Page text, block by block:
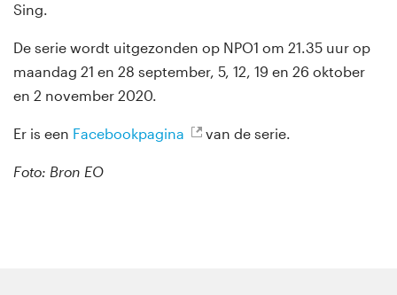
Sing.
De serie wordt uitgezonden op NPO1 om 21.35 uur op
maandag 21 en 28 september, 5, 12, 19 en 26 oktober
en 2 november 2020.
Er is een Facebookpagina van de serie.
Foto: Bron EO